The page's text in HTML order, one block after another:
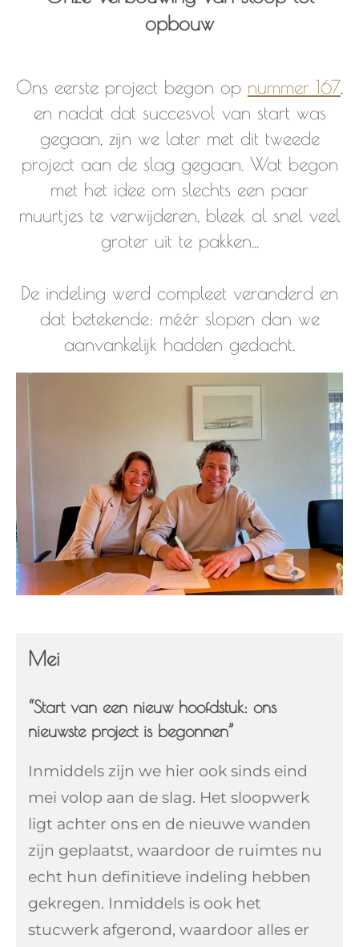
opbouw
Ons eerste project begon op nummer 167,
en nadat dat succesvol van start was
gegaan, zijn we later met dit tweede
project aan de slag gegaan. Wat begon
met het idee om slechts een paar
muurtjes te verwijderen, bleek al snel veel
groter uit te pakken...
De indeling werd compleet veranderd en
dat betekende: méér slopen dan we
aanvankelijk hadden gedacht.
Mei
“Start van een nieuw hoofdstuk: ons
nieuwste project is begonnen”
Inmiddels zijn we hier ook sinds eind
mei volop aan de slag. Het sloopwerk
ligt achter ons en de nieuwe wanden
zijn geplaatst, waardoor de ruimtes nu
echt hun definitieve indeling hebben
gekregen. Inmiddels is ook het
stucwerk afgerond, waardoor alles er